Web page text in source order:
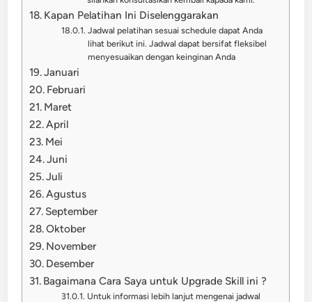
Kapan Pelatihan Ini Diselenggarakan
Jadwal pelatihan sesuai schedule dapat Anda
lihat berikut ini. Jadwal dapat bersifat fleksibel
menyesuaikan dengan keinginan Anda
Januari
Februari
Maret
April
Mei
Juni
Juli
Agustus
September
Oktober
November
Desember
Bagaimana Cara Saya untuk Upgrade Skill ini ?
Untuk informasi lebih lanjut mengenai jadwal